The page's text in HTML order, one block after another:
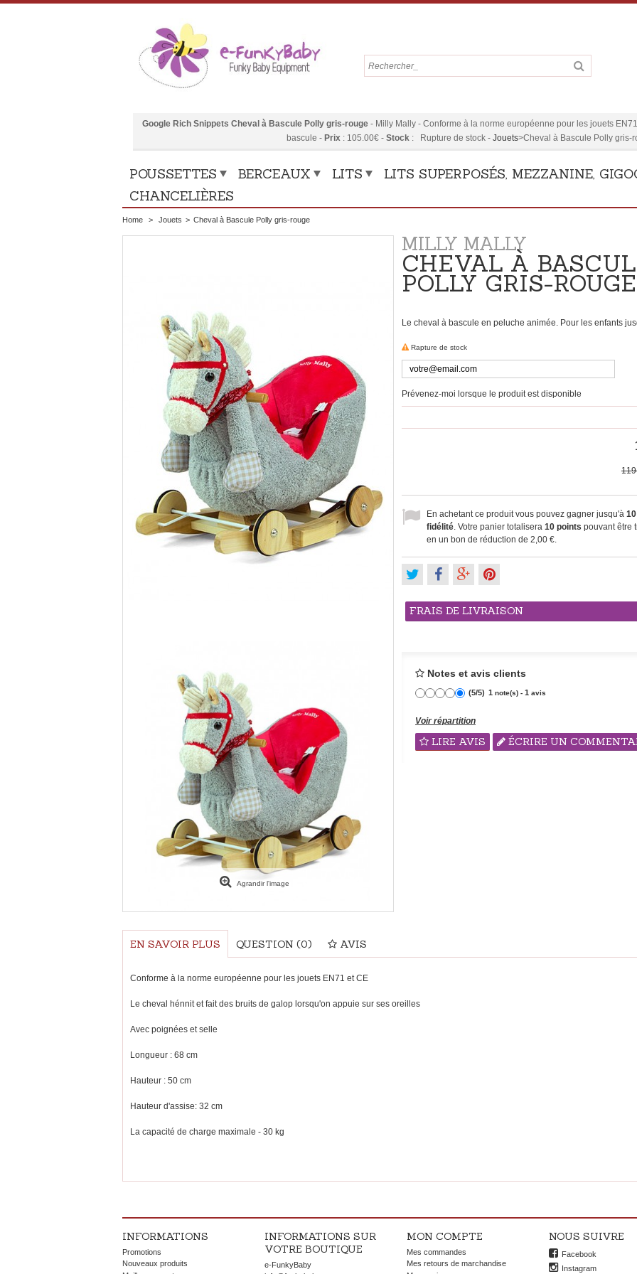
Google Rich Snippets Cheval à Bascule Polly gris-rouge- Milly Mally- Conforme à la norme européenne pour les jouets
bascule - Prix : 105.00€ - Stock : Rupture de stock - Jouets>Cheval à Bascule Polly gris-
POUSSETTES BERCEAUX LITS
LITS SUPERPOSÉS, MEZZANINE,
CHANCELIÈRES
Home > Jouets > Cheval à Bascule Polly gris-rouge
Agrandir l'image
MILLY MALLY
CHEVAL À
POLLY GRIS-ROUGE
Le cheval à bascule en peluche animée. Pour les enfants
Rapture de stock
Prévenez-moi lorsque le produit est disponible
En achetant ce produit vous pouvez gagner jusqu'à 10
fidélité. Votre panier totalisera 10 points pouvant être
en un bon de réduction de 2,00 €.
FRAIS DE LIVRAISON
Notes et avis clients
(5/5) 1 note(s) - 1 avis
Voir répartition
LIRE AVIS ÉCRIRE UN
EN SAVOIR PLUS QUESTION (0) AVIS
Conforme à la norme européenne pour les jouets EN71 et CE
Le cheval hénnit et fait des bruits de galop lorsqu'on appuie sur ses oreilles
Avec poignées et selle
Longueur : 68 cm
Hauteur : 50 cm
Hauteur d'assise: 32 cm
La capacité de charge maximale - 30 kg
INFORMATIONS
Promotions
Nouveaux produits
INFORMATIONS SUR
VOTRE BOUTIQUE
e-FunkyBaby
MON COMPTE
Mes commandes
Mes retours de marchandise
NOUS SUIVRE
Facebook
Instagram